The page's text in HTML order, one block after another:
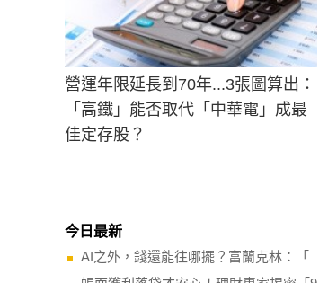
營運年限延長到70年...3張圖算出：
「高鐵」能否取代「中華電」成最
佳定存股？
今日最新
AI之外，錢還能往哪擺？富蘭克林：「